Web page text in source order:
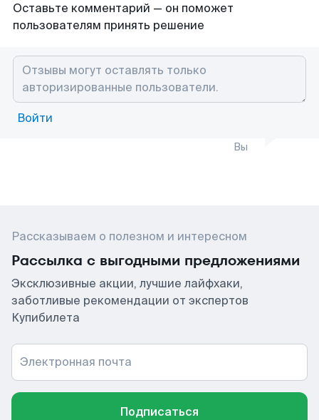
Оставьте комментарий — он поможет
пользователям принять решение
Войти
Вы
Рассказываем о полезном и интересном
Рассылка с выгодными предложениями
Эксклюзивные акции, лучшие лайфхаки,
заботливые рекомендации от экспертов
Купибилета
Электронная почта
Подписаться